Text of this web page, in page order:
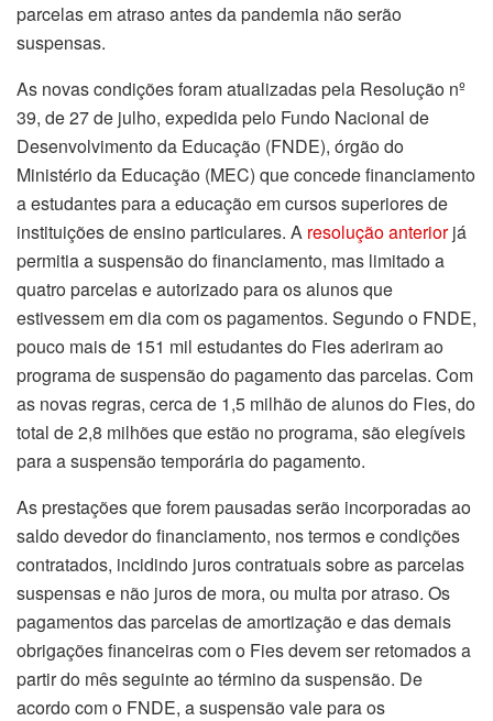
parcelas em atraso antes da pandemia não serão
suspensas.
As novas condições foram atualizadas pela Resolução nº
39, de 27 de julho, expedida pelo Fundo Nacional de
Desenvolvimento da Educação (FNDE), órgão do
Ministério da Educação (MEC) que concede financiamento
a estudantes para a educação em cursos superiores de
instituições de ensino particulares. A resolução anteriorjá
permitia a suspensão do financiamento, mas limitado a
quatro parcelas e autorizado para os alunos que
estivessem em dia com os pagamentos. Segundo o FNDE,
pouco mais de 151 mil estudantes do Fies aderiram ao
programa de suspensão do pagamento das parcelas. Com
as novas regras, cerca de 1,5 milhão de alunos do Fies, do
total de 2,8 milhões que estão no programa, são elegíveis
para a suspensão temporária do pagamento.
As prestações que forem pausadas serão incorporadas ao
saldo devedor do financiamento, nos termos e condições
contratados, incidindo juros contratuais sobre as parcelas
suspensas e não juros de mora, ou multa por atraso. Os
pagamentos das parcelas de amortização e das demais
obrigações financeiras com o Fies devem ser retomados a
partir do mês seguinte ao término da suspensão. De
acordo com o FNDE, a suspensão vale para os